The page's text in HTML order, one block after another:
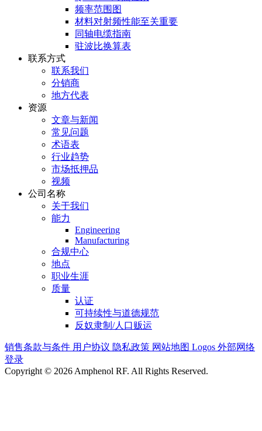
频率范围图
材料对射频性能至关重要
同轴电缆指南
驻波比换算表
联系方式
联系我们
分销商
地方代表
资源
文章与新闻
常见问题
术语表
行业趋势
市场抵押品
视频
公司名称
关于我们
能力
Engineering
Manufacturing
合规中心
地点
职业生涯
质量
认证
可持续性与道德规范
反奴隶制/人口贩运
销售条款与条件 用户协议 隐私政策 网站地图 Logos 外部网络
登录
Copyright © 2026 Amphenol RF. All Rights Reserved.